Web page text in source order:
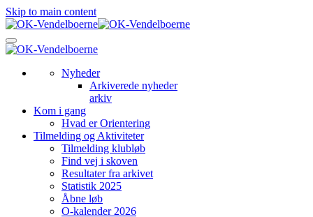
Skip to main content
Nyheder
Arkiverede nyheder
arkiv
Kom i gang
Hvad er Orientering
Tilmelding og Aktiviteter
Tilmelding klubløb
Find vej i skoven
Resultater fra arkivet
Statistik 2025
Åbne løb
O-kalender 2026